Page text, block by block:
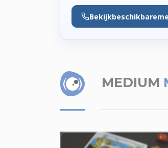
Bekijkbeschikbare
MEDIUM